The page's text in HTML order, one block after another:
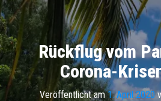
Rückflug vom
Corona-
Veröffentlicht am1. April 2020